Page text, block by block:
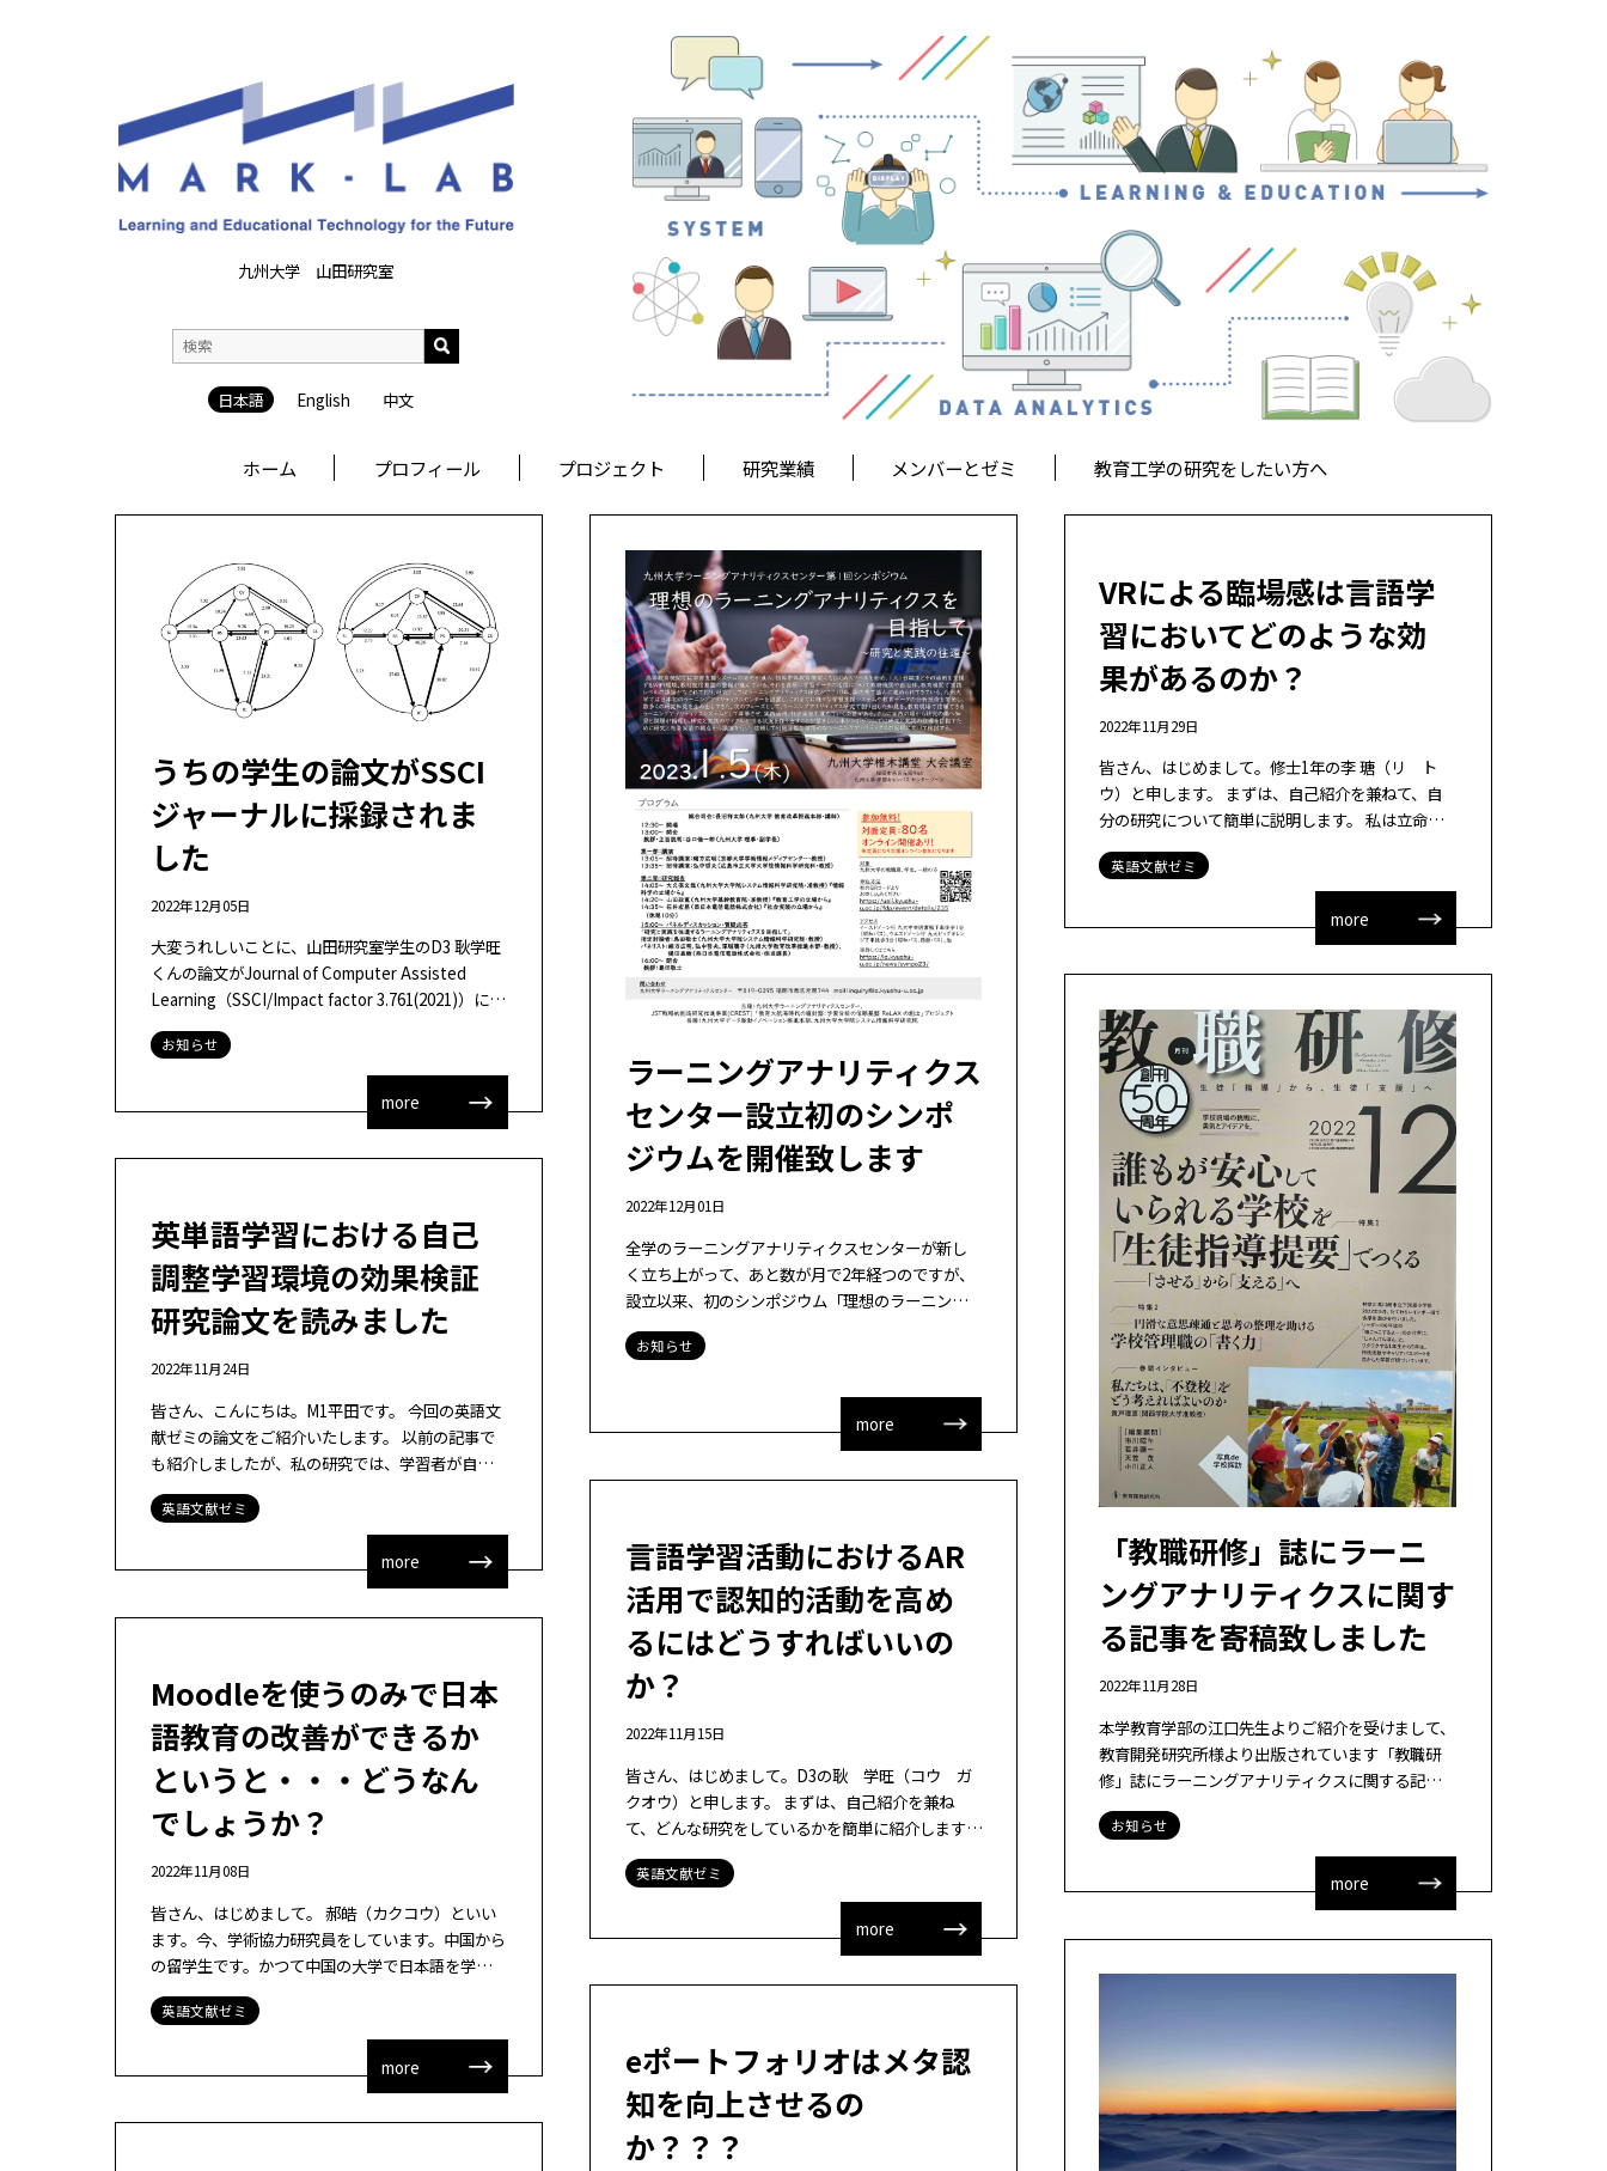
九州大学 山田研究室
日本語 English 中文
ホーム プロフィール プロジェクト 研究業績 メンバーとゼミ 教育工学の研究をしたい方へ
うちの学生の論文がSSCI
ジャーナルに採録されま
した
2022年12月05日
大変うれしいことに、山田研究室学生のD3 耿学旺
くんの論文がJournal of Computer Assisted
Learning（SSCI/Impact factor 3.761(2021)）に採
お知らせ
more
ラーニングアナリティクス
センター設立初のシンポ
ジウムを開催致します
2022年12月01日
全学のラーニングアナリティクスセンターが新し
く立ち上がって、あと数が月で2年経つのですが、
設立以来、初のシンポジウム「理想のラーニング
アナリティクスを目指して：研究と実践を往還」
を2023年1月5日に開催を致します。基調 […]
お知らせ
more
VRによる臨場感は言語学
習においてどのような効
果があるのか？
2022年11月29日
皆さん、はじめまして。修士1年の李 瑭（リ ト
ウ）と申します。 まずは、自己紹介を兼ねて、自
分の研究について簡単に説明します。 私は立命館
大学情報理工学部に在学し、大連理工大学と立命
館大学の学士のデュアルディグリー（du […]
英語文献ゼミ
more
「教職研修」誌にラーニ
ングアナリティクスに関す
る記事を寄稿致しました
2022年11月28日
本学教育学部の江口先生よりご紹介を受けまして、
教育開発研究所様より出版されています「教職研
修」誌にラーニングアナリティクスに関する記事
を寄稿致しました。 内容の趣旨としては、GiGAス
クール構想などの広まりにより、授業で […]
お知らせ
more
英単語学習における自己
調整学習環境の効果検証
研究論文を読みました
2022年11月24日
皆さん、こんにちは。M1平田です。 今回の英語文
献ゼミの論文をご紹介いたします。 以前の記事で
も紹介しましたが、私の研究では、学習者が自分
で学習の問題点に気づき、その改善に必要な学習方
法の選択を促すシステムの開発と評価を […]
英語文献ゼミ
more
言語学習活動におけるAR
活用で認知的活動を高め
るにはどうすればいいの
か？
2022年11月15日
皆さん、はじめまして。D3の耿 学旺（コウ ガ
クオウ）と申します。 まずは、自己紹介を兼ね
て、どんな研究をしているかを簡単に紹介します。
日本に来る前に、中国のIT企業でK12オンライン教
育のプリケーションのプロダクトマ […]
英語文献ゼミ
more
Moodleを使うのみで日本
語教育の改善ができるか
というと・・・どうなん
でしょうか？
2022年11月08日
皆さん、はじめまして。 郝皓（カクコウ）といい
ます。今、学術協力研究員をしています。中国から
の留学生です。かつて中国の大学で日本語を学習し
ていた私は、日本語の授業を受けているとき、授業
が退屈に感じることがよくありました。 […]
英語文献ゼミ
more
eポートフォリオはメタ認
知を向上させるの
か？？？